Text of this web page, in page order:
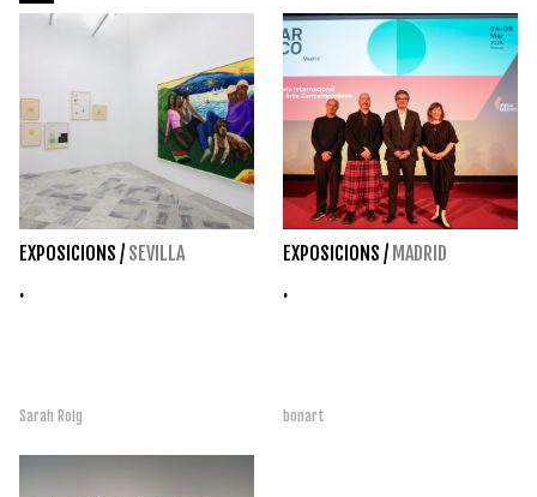
EXPOSICIONS / SEVILLA
.
Sarah Roig
EXPOSICIONS / MADRID
.
bonart